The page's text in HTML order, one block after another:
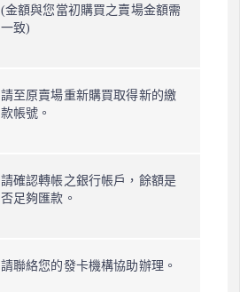
(金額與您當初購買之賣場金額需
一致)
請至原賣場重新購買取得新的繳
款帳號。
請確認轉帳之銀行帳戶，餘額是
否足夠匯款。
請聯絡您的發卡機構協助辦理。